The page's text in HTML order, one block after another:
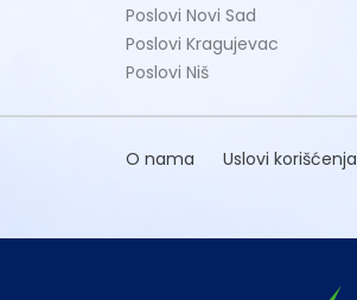
Poslovi Novi Sad
Poslovi Kragujevac
Poslovi Niš
O nama Uslovi korišćenja